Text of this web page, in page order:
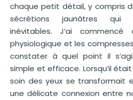
chaque petit détail, y compris
sécrétions jaunâtres qui
inévitables. J’ai
physiologique et les
constater à quel point il
simple et efficace. Lorsqu’il
soin des yeux se transformait
une délicate connexion entre